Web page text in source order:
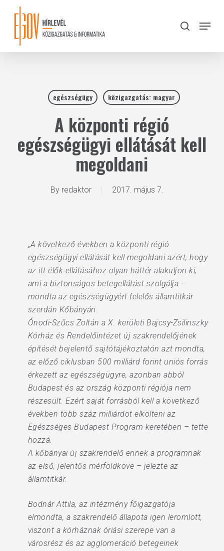
content
search
Menu
egészségügy közigazgatás: magyar
A központi régió
egészségügyi ellátását kell
megoldani
By redaktor 2017. május 7.
„A következő években a központi régió
egészségügyi ellátását kell megoldani azért, hogy
az itt élők ellátásához olyan háttér alakuljon ki,
ami a biztonságos betegellátást szolgálja –
mondta az egészségügyért felelős államtitkár
szerdán Kőbányán.
Ónodi-Szűcs Zoltán a X. kerületi Bajcsy-Zsilinszky
Kórház és Rendelőintézet új szakrendelőjének
építését bejelentő sajtótájékoztatón azt mondta,
az előző ciklusban 500 milliárd forint uniós forrás
érkezett az egészségügyre, azonban abból
Budapest és az ország központi régiója nem
részesült. Ezért saját forrásból kell a következő
években több száz milliárdot elkölteni az
Egészséges Budapest Program keretében – tette
hozzá.
A kőbányai új szakrendelő ennek a programnak
az első, jelentős mérföldköve – jelezte az
államtitkár.
Bodnár Attila, az intézmény főigazgatója
elmondta, a szakrendelő állapota igen leromlott,
viszont a kórháznak óriási szerepe van a
városrész és az agglomeráció betegeinek
Close